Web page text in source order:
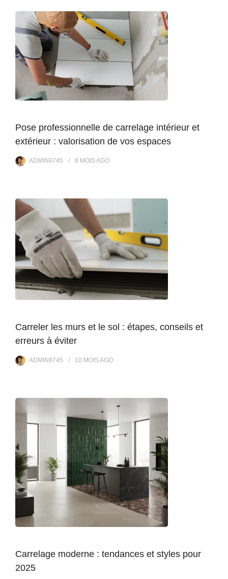
Pose professionnelle de carrelage intérieur et
extérieur : valorisation de vos espaces
ADMIN8745 8 MOISAGO
Carreler les murs et le sol : étapes, conseils et
erreurs à éviter
ADMIN8745 10 MOISAGO
Carrelage moderne : tendances et styles pour
2025